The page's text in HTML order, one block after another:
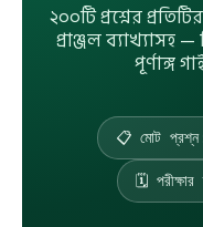
২০০টি প্রশ্নের
প্রাঞ্জল ব্যাখ্যাসহ
পূর্ণাঙ্গ
📋 মোট
🗓️